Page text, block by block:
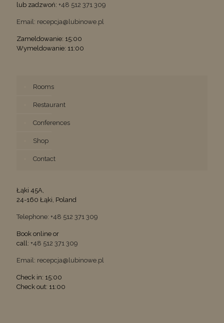
lub zadzwoń: +48 512 371 309
Email: recepcja@lubinowe.pl
Zameldowanie: 15:00
Wymeldowanie: 11:00
Rooms
Restaurant
Conferences
Shop
Contact
Łąki 45A,
24-160 Łąki, Poland
Telephone: +48 512 371 309
Book online or
call: +48 512 371 309
Email: recepcja@lubinowe.pl
Check in: 15:00
Check out: 11:00